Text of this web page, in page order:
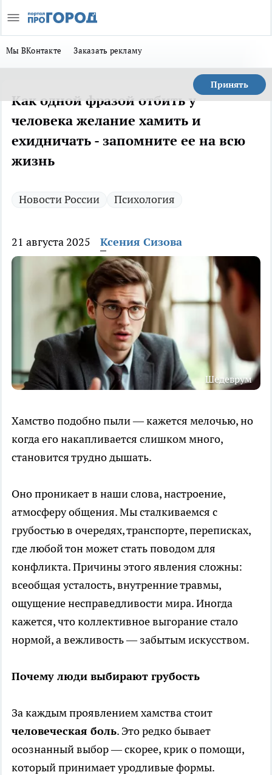
Мы ВКонтакте Заказать рекламу
Принять
Как одной фразой отбить у
человека желание хамить и
ехидничать - запомните ее на всю
жизнь
Новости России Психология
21 августа 2025 Ксения Сизова
Шедеврум
Хамство подобно пыли — кажется мелочью, но
когда его накапливается слишком много,
становится трудно дышать.
Оно проникает в наши слова, настроение,
атмосферу общения. Мы сталкиваемся с
грубостью в очередях, транспорте, переписках,
где любой тон может стать поводом для
конфликта. Причины этого явления сложны:
всеобщая усталость, внутренние травмы,
ощущение несправедливости мира. Иногда
кажется, что коллективное выгорание стало
нормой, а вежливость — забытым искусством.
Почему люди выбирают грубость
За каждым проявлением хамства стоит
человеческая боль. Это редко бывает
осознанный выбор — скорее, крик о помощи,
который принимает уродливые формы.